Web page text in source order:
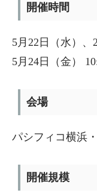
開催時間
5月22日（水）、
5月24日（金）
会場
パシフィコ横浜
開催規模